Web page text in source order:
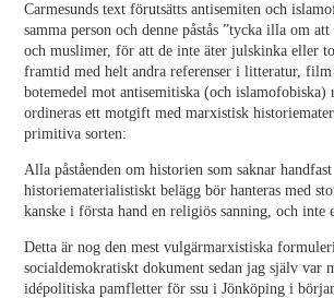
Carmesunds text förutsätts antisemiten och
samma person och denne påstås ”tycka illa om
och muslimer, för att de inte äter julskinka eller
framtid med helt andra referenser i litteratur, film
botemedel mot antisemitiska (och islamofobiska)
ordineras ett motgift med marxistisk
primitiva sorten:
Alla påståenden om historien som saknar handfast
historiematerialistiskt belägg bör hanteras med
kanske i första hand en religiös sanning, och
Detta är nog den mest vulgärmarxistiska
socialdemokratiskt dokument sedan jag själv var
idépolitiska pamfletter för ssu i Jönköping i